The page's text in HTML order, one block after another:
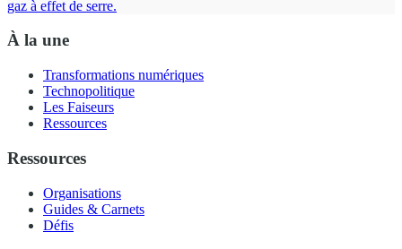
gaz à effet de serre.
À la une
Transformations numériques
Technopolitique
Les Faiseurs
Ressources
Ressources
Organisations
Guides & Carnets
Défis